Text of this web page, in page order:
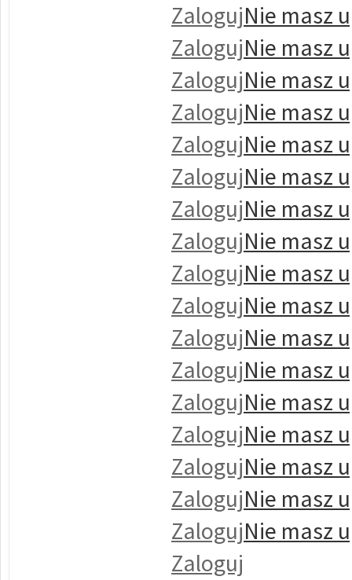
ZalogujNie masz
ZalogujNie masz
ZalogujNie masz
ZalogujNie masz
ZalogujNie masz
ZalogujNie masz
ZalogujNie masz
ZalogujNie masz
ZalogujNie masz
ZalogujNie masz
ZalogujNie masz
ZalogujNie masz
ZalogujNie masz
ZalogujNie masz
ZalogujNie masz
ZalogujNie masz
ZalogujNie masz
Zaloguj